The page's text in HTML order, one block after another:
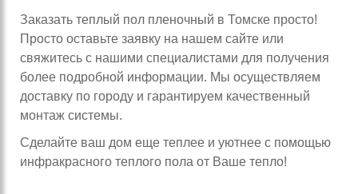
Заказать теплый пол пленочный в Томске просто!
Просто оставьте заявку на нашем сайте или
свяжитесь с нашими специалистами для получения
более подробной информации. Мы осуществляем
доставку по городу и гарантируем качественный
монтаж системы.
Сделайте ваш дом еще теплее и уютнее с помощью
инфракрасного теплого пола от Ваше тепло!